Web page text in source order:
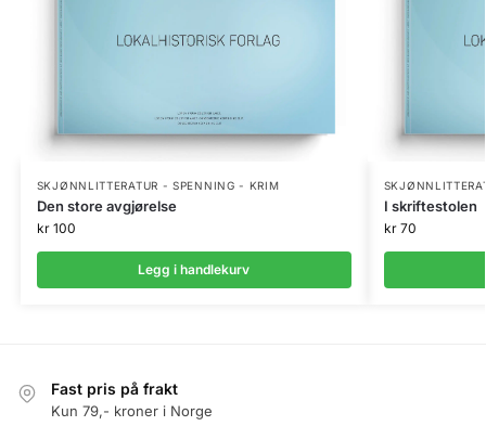
SKJØNNLITTERATUR - SPENNING - KRIM
Den store avgjørelse
kr100
Legg i handlekurv
I skriftestolen
kr70
Fast pris på frakt
Kun 79,- kroner i Norge